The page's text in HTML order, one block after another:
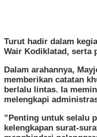
​Turut hadir dalam
Wair Kodiklatad, serta
​Dalam arahannya,
memberikan catatan
berlalu lintas. Ia
melengkapi
​”Penting untuk selalu
kelengkapan surat-